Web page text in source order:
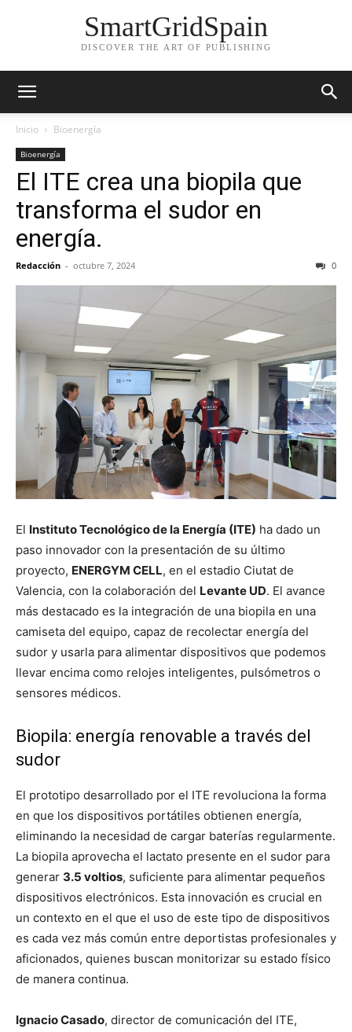
SmartGridSpain
DISCOVER THE ART OF PUBLISHING
Inicio Bioenergía
Bioenergía
El ITE crea una biopila que
transforma el sudor en
energía.
Redacción - octubre 7, 2024 0
El Instituto Tecnológico de la Energía (ITE) ha dado un
paso innovador con la presentación de su último
proyecto, ENERGYM CELL, en el estadio Ciutat de
Valencia, con la colaboración del Levante UD. El avance
más destacado es la integración de una biopila en una
camiseta del equipo, capaz de recolectar energía del
sudor y usarla para alimentar dispositivos que podemos
llevar encima como relojes inteligentes, pulsómetros o
sensores médicos.
Biopila: energía renovable a través del
sudor
El prototipo desarrollado por el ITE revoluciona la forma
en que los dispositivos portátiles obtienen energía,
eliminando la necesidad de cargar baterías regularmente.
La biopila aprovecha el lactato presente en el sudor para
generar 3.5 voltios, suficiente para alimentar pequeños
dispositivos electrónicos. Esta innovación es crucial en
un contexto en el que el uso de este tipo de dispositivos
es cada vez más común entre deportistas profesionales y
aficionados, quienes buscan monitorizar su estado físico
de manera continua.
Ignacio Casado, director de comunicación del ITE,